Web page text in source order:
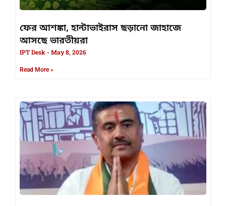
ফের আশঙ্কা, হান্টাভাইরাস ছড়ানো জাহাজে
আসছে ভারতীয়রা
IPT Desk May 8, 2026
Read More »